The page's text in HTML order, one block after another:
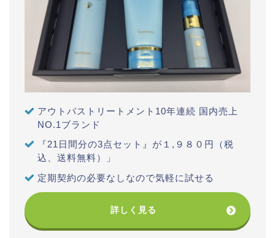
アウトバストリートメント10年連続 国内売上
NO.1ブランド
『21日間分の3点セット』が１,９８０円（税
込、送料無料）」
定期契約の必要なしなので気軽に試せる
詳しく見る